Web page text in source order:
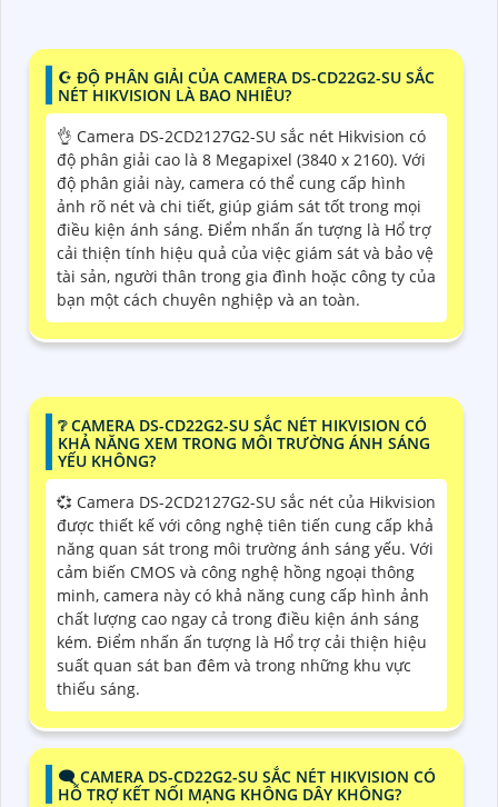
☪ ĐỘ PHÂN GIẢI CỦA CAMERA DS-CD22G2-SU SẮC
NÉT HIKVISION LÀ BAO NHIÊU?
👌 Camera DS-2CD2127G2-SU sắc nét Hikvision có
độ phân giải cao là 8 Megapixel (3840 x 2160). Với
độ phân giải này, camera có thể cung cấp hình
ảnh rõ nét và chi tiết, giúp giám sát tốt trong mọi
điều kiện ánh sáng. Điểm nhấn ấn tượng là Hổ trợ
cải thiện tính hiệu quả của việc giám sát và bảo vệ
tài sản, người thân trong gia đình hoặc công ty của
bạn một cách chuyên nghiệp và an toàn.
❔ CAMERA DS-CD22G2-SU SẮC NÉT HIKVISION CÓ
KHẢ NĂNG XEM TRONG MÔI TRƯỜNG ÁNH SÁNG
YẾU KHÔNG?
💞 Camera DS-2CD2127G2-SU sắc nét của Hikvision
được thiết kế với công nghệ tiên tiến cung cấp khả
năng quan sát trong môi trường ánh sáng yếu. Với
cảm biến CMOS và công nghệ hồng ngoại thông
minh, camera này có khả năng cung cấp hình ảnh
chất lượng cao ngay cả trong điều kiện ánh sáng
kém. Điểm nhấn ấn tượng là Hổ trợ cải thiện hiệu
suất quan sát ban đêm và trong những khu vực
thiếu sáng.
🗨️ CAMERA DS-CD22G2-SU SẮC NÉT HIKVISION CÓ
HỖ TRỢ KẾT NỐI MẠNG KHÔNG DÂY KHÔNG?